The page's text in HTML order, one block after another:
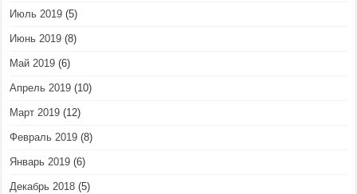
Июль 2019 (5)
Июнь 2019 (8)
Май 2019 (6)
Апрель 2019 (10)
Март 2019 (12)
Февраль 2019 (8)
Январь 2019 (6)
Декабрь 2018 (5)